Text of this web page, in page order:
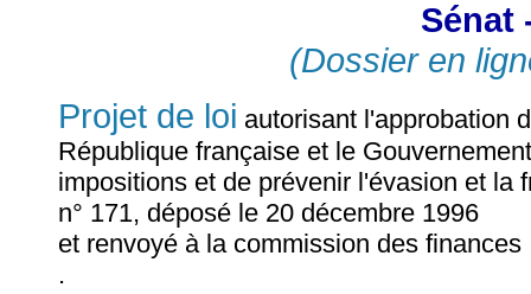
Sénat
(Dossier en
Projet de loi autorisant l'approbation
République française et le
impositions et de prévenir l'évasion et la
n° 171, déposé le 20 décembre 1996
et renvoyé à la commission des finances
.